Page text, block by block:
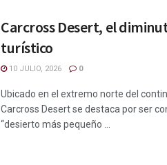
Carcross Desert, el
turístico
10 JULIO, 2026 0
Ubicado en el extremo norte del
Carcross Desert se destaca por ser
“desierto más pequeño ...